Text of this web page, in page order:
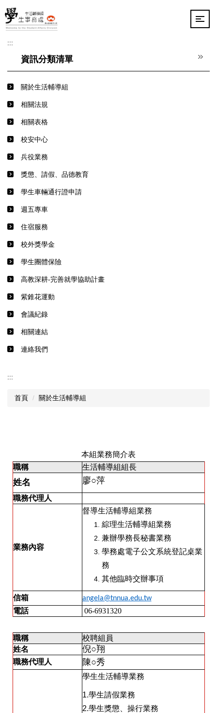
跳
到
主
內
:::
資訊分類清單
關於生活輔導組
相關法規
相關表格
校安中心
兵役業務
獎懲、請假、品德教育
學生車輛通行證申請
週五專車
住宿服務
校外獎學金
學生團體保險
高教深耕-完善就學協助計畫
紫錐花運動
會議紀錄
相關連結
連絡我們
:::
首頁 關於生活輔導組
本組業務簡介表
職稱
生活輔導組組長
姓名 廖○萍
職務代理人
業務內容
督導生活輔導組業務
綜理生活輔導組業務
兼辦學務長秘書業務
學務處電子公文系統登記桌業
務
其他臨時交辦事項
信箱 angela@tnnua.edu.tw
電話 06-6931320
職稱
校聘組員
姓名
倪○翔
職務代理人 陳○秀
學生生活輔導業務
1.學生請假業務
2.學生獎懲、操行業務